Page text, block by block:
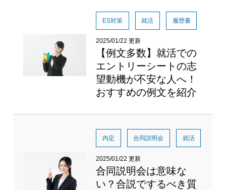
ES対策 就活 履歴書
2025/01/22 更新
【例文多数】就活での
エントリーシートの志
望動機が不安な人へ！
おすすめの例文を紹介
内定 合同説明会 就活
2025/01/22 更新
合同説明会は意味な
い？合説でするべき質